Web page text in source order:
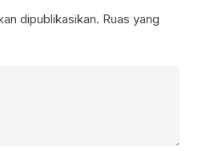
dipublikasikan. Ruas yang